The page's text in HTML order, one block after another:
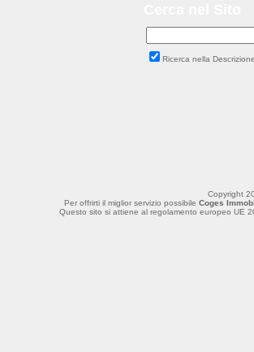
Ricerca nella Descrizione
Copyright
Per offrirti il miglior servizio possibile Coges
Questo sito si attiene al regolamento europeo UE